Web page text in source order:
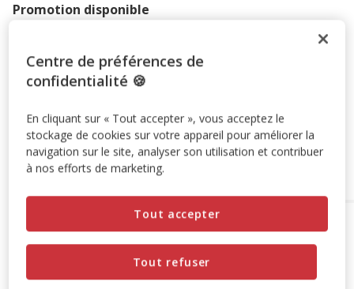
Promotion disponible
Animalis. Offre non cumulable aux autres promotions en
cours. Voir conditions
Ajouter au panier
Options de livraison
Voir la disponibilité en magasin
Centre de préférences de
confidentialité 🍪
En cliquant sur « Tout accepter », vous acceptez le
stockage de cookies sur votre appareil pour améliorer la
navigation sur le site, analyser son utilisation et contribuer
à nos efforts de marketing.
Tout refuser
Tout accepter